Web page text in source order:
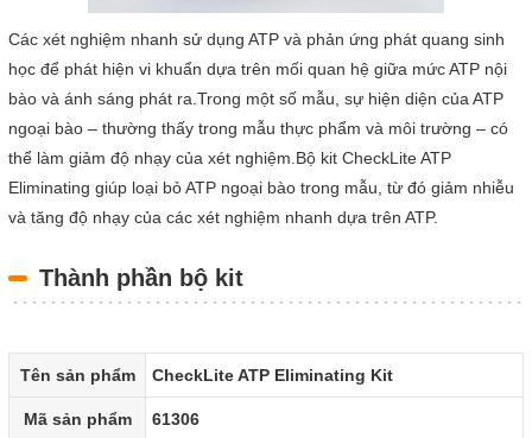
Các xét nghiệm nhanh sử dụng ATP và phản ứng phát quang sinh
học để phát hiện vi khuẩn dựa trên mối quan hệ giữa mức ATP nội
bào và ánh sáng phát ra.Trong một số mẫu, sự hiện diện của ATP
ngoại bào – thường thấy trong mẫu thực phẩm và môi trường – có
thể làm giảm độ nhạy của xét nghiệm.Bộ kit CheckLite ATP
Eliminating giúp loại bỏ ATP ngoại bào trong mẫu, từ đó giảm nhiễu
và tăng độ nhạy của các xét nghiệm nhanh dựa trên ATP.
Thành phần bộ kit
Tên sản phẩm CheckLite ATP Eliminating Kit
Mã sản phẩm 61306